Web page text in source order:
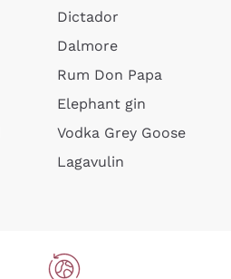
Dictador
Dalmore
Rum Don Papa
Elephant gin
Vodka Grey Goose
Lagavulin